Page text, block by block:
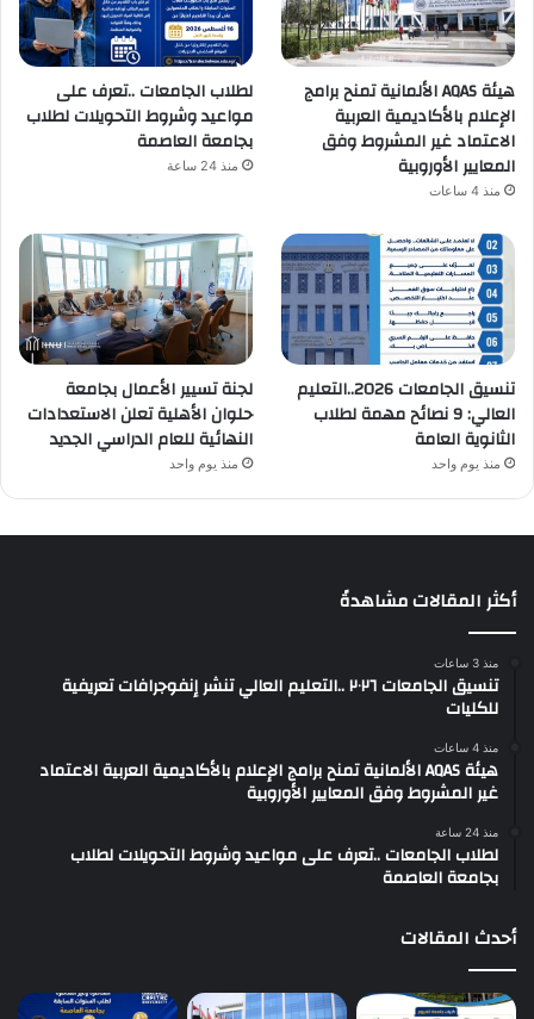
هيئة AQAS الألمانية تمنح برامج
الإعلام بالأكاديمية العربية
الاعتماد غير المشروط وفق
المعايير الأوروبية
منذ 4 ساعات
لطلاب الجامعات ..تعرف على
مواعيد وشروط التحويلات لطلاب
بجامعة العاصمة
منذ 24 ساعة
تنسيق الجامعات 2026..التعليم
العالي: 9 نصائح مهمة لطلاب
الثانوية العامة
منذ يوم واحد
لجنة تسيير الأعمال بجامعة
حلوان الأهلية تعلن الاستعدادات
النهائية للعام الدراسي الجديد
منذ يوم واحد
أكثر المقالات مشاهدةً
منذ 3 ساعات
تنسيق الجامعات ٢٠٢٦ ..التعليم العالي تنشر إنفوجرافات تعريفية
للكليات
منذ 4 ساعات
هيئة AQAS الألمانية تمنح برامج الإعلام بالأكاديمية العربية الاعتماد
غير المشروط وفق المعايير الأوروبية
منذ 24 ساعة
لطلاب الجامعات ..تعرف على مواعيد وشروط التحويلات لطلاب
بجامعة العاصمة
أحدث المقالات